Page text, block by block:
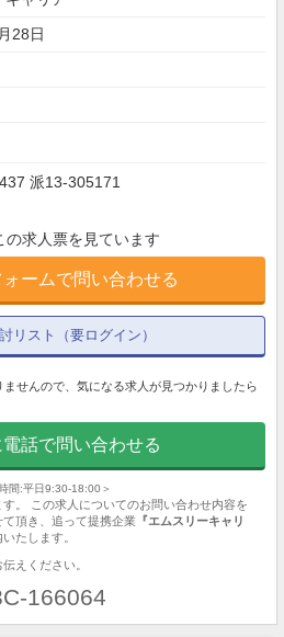
28日
派13-305171
の求人票を見ています
ームで問い合わせる
リスト（要ログイン）
せんので、気になる求人が見つかりましたら
話で問い合わせる
間:平日9:30-18:00＞
。 この求人についてのお問い合わせ内容を
頂き、追って提携企業 『エムスリーキャリ
たします。
えください。
166064